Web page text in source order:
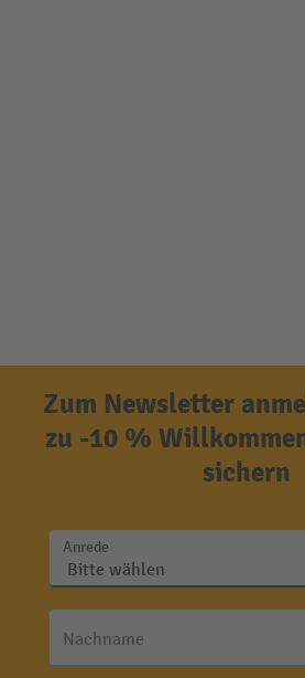
Zum Newsletter
zu -10 %
sichern
Anrede
Nachname